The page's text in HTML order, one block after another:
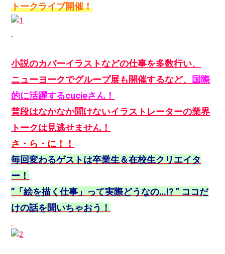
トークライブ開催！
小説のカバーイラストなどの仕事を多数行い、
ニューヨークでグループ展も開催するなど、 国際
的に活躍するcucieさん！
普段はなかなか聞けないイラストレーターの業界
トークは見逃せません！
さ・ら・に！！
毎回変わるゲストは卒業生＆在校生クリエイタ
ー！
”「絵を描く仕事」って実際どうなの…!? ” ココだ
けの話を聞いちゃおう！